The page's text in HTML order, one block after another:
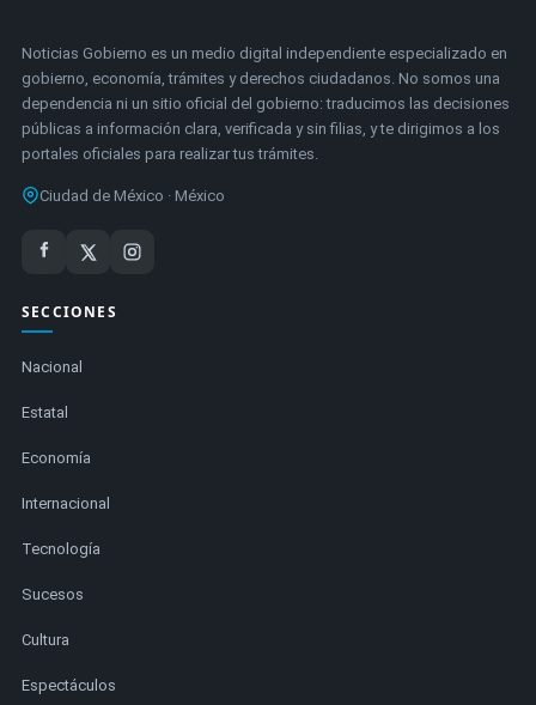
Noticias Gobierno es un medio digital independiente especializado en
gobierno, economía, trámites y derechos ciudadanos. No somos una
dependencia ni un sitio oficial del gobierno: traducimos las decisiones
públicas a información clara, verificada y sin filias, y te dirigimos a los
portales oficiales para realizar tus trámites.
Ciudad de México · México
SECCIONES
Nacional
Estatal
Economía
Internacional
Tecnología
Sucesos
Cultura
Espectáculos